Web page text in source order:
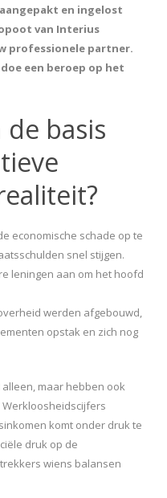
en ingelost
van Interius
professionele partner.
een beroep op het
basis
economische schade op te
snel stijgen.
leningen aan om het hoofd
werden afgebouwd,
opstak en zich nog
maar hebben ook
komt onder druk te
druk op de
wiens balansen